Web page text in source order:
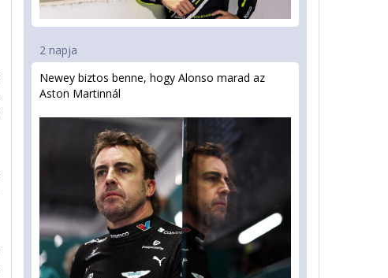
2 napja
Newey biztos benne, hogy Alonso marad az
Aston Martinnál